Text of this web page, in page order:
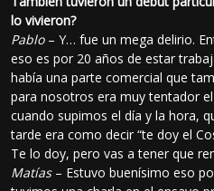
lo vivieron?
Pablo– Y… fue un mega delirio.
eso es por 20 años de estar
había una parte comercial que
para nosotros era muy tentador
cuando supimos el día y la hora,
tarde era como decir “te doy el
Te lo doy, pero vas a tener que
Matías– Estuvo buenísimo eso